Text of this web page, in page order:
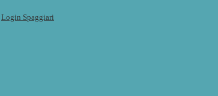
Login Spaggiari